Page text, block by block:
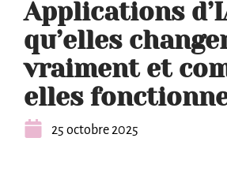
Applications
qu’elles
vraiment et
elles
25 octobre 2025